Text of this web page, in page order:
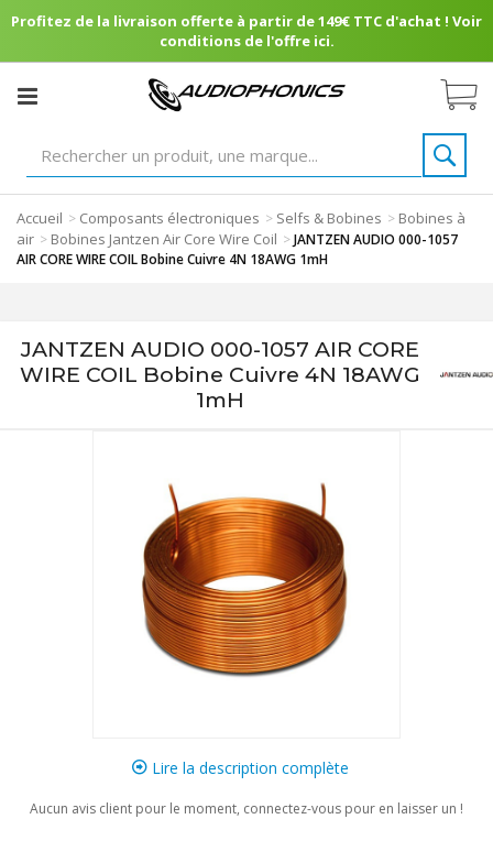
Profitez de la livraison offerte à partir de 149€ TTC d'achat ! Voir
conditions de l'offre ici.
Accueil > Composants électroniques > Selfs & Bobines > Bobines à
air > Bobines Jantzen Air Core Wire Coil >JANTZEN AUDIO 000-1057
AIR CORE WIRE COIL Bobine Cuivre 4N 18AWG 1mH
JANTZEN AUDIO 000-1057 AIR CORE
WIRE COIL Bobine Cuivre 4N 18AWG
1mH
Lire la description complète
Aucun avis client pour le moment, connectez-vous pour en laisser un !